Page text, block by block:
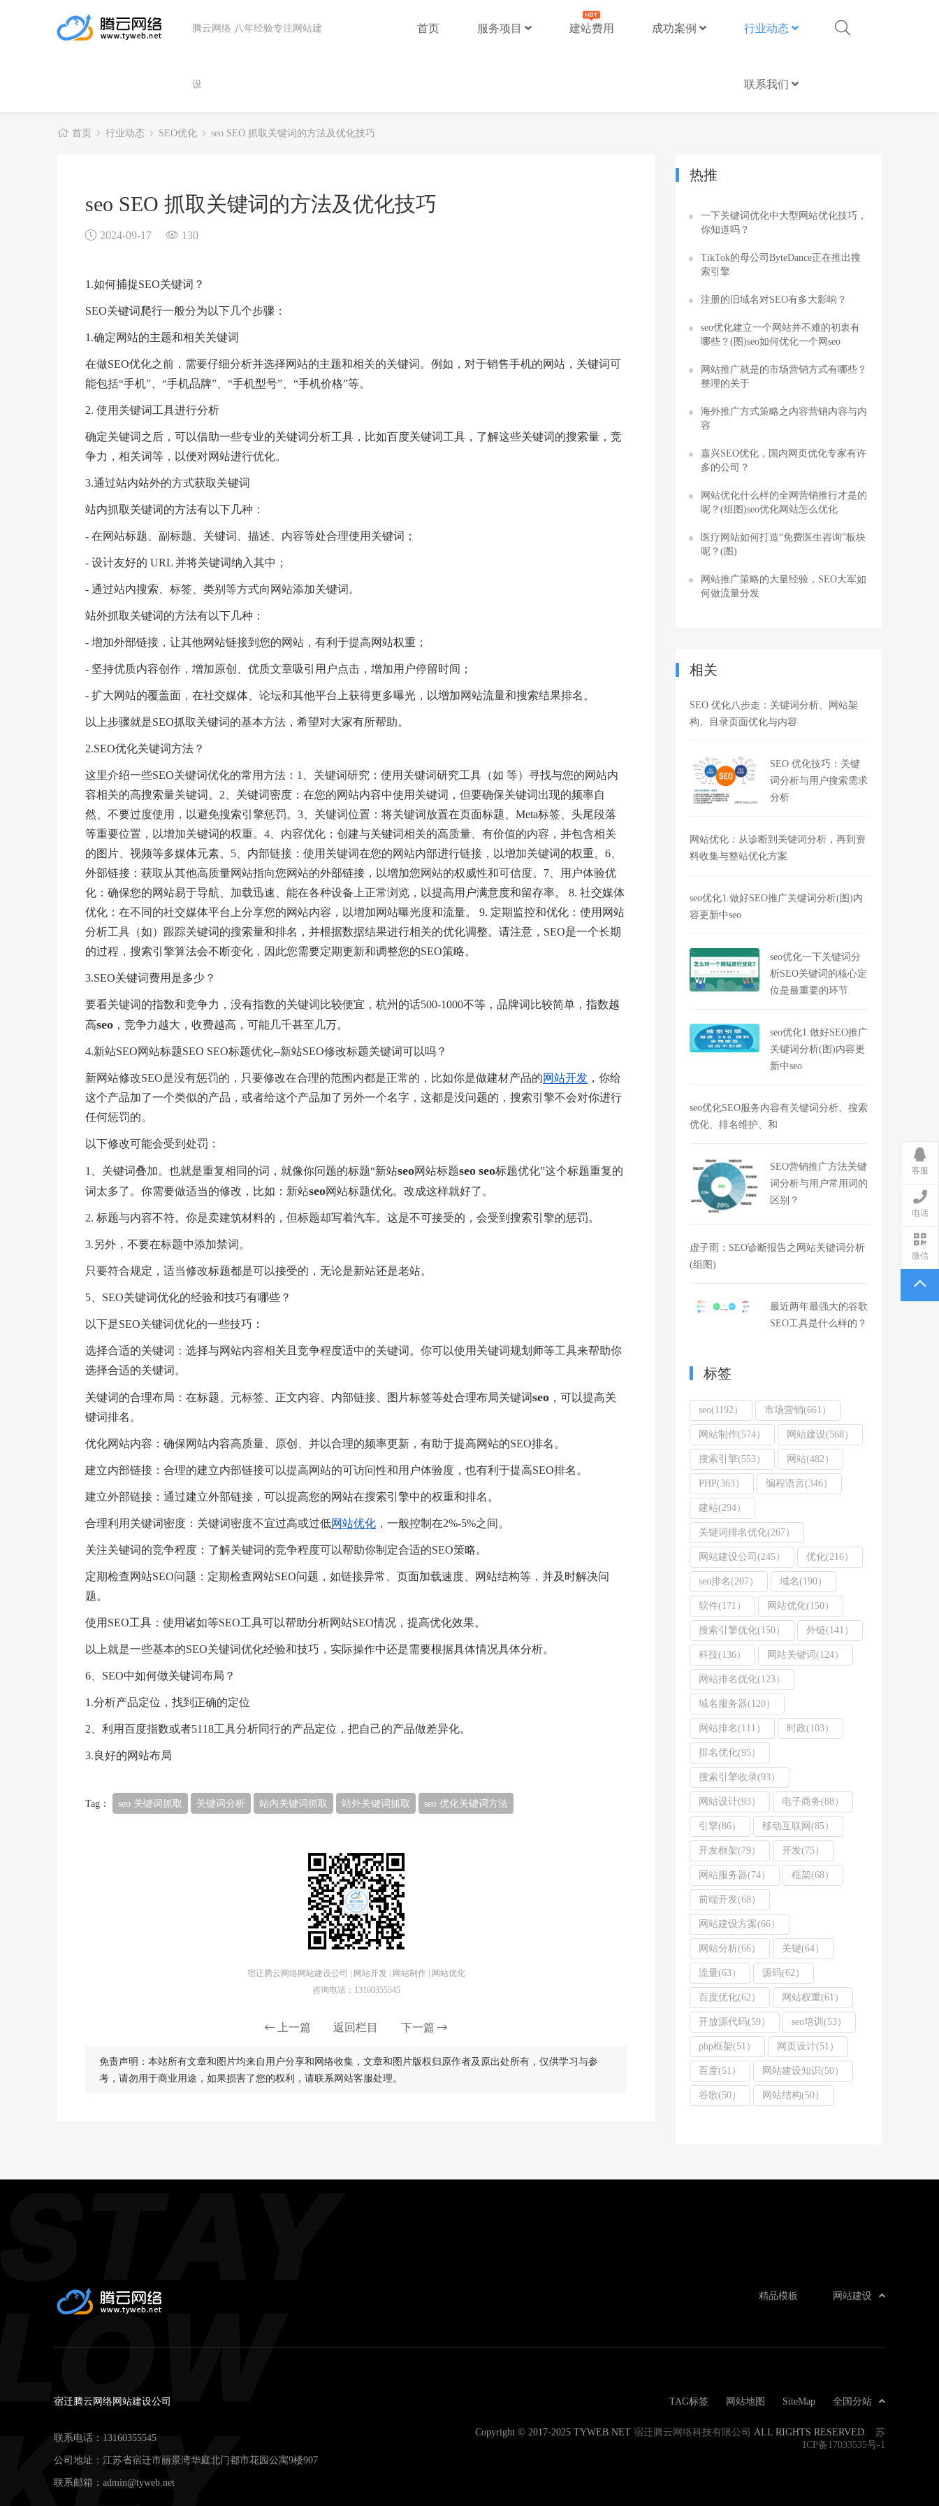
腾云网络 八年经验专注网站建
设
首页 服务项目 建站费用 成功案例 行业动态
联系我们
首页 行业动态 SEO优化 seo SEO 抓取关键词的方法及优化技巧
seo SEO 抓取关键词的方法及优化技巧
2024-09-17 130
1.如何捕捉SEO关键词？
SEO关键词爬行一般分为以下几个步骤：
1.确定网站的主题和相关关键词
在做SEO优化之前，需要仔细分析并选择网站的主题和相关的关键词。例如，对于销售手机的网站，关键词可
能包括“手机”、“手机品牌”、“手机型号”、“手机价格”等。
2. 使用关键词工具进行分析
确定关键词之后，可以借助一些专业的关键词分析工具，比如百度关键词工具，了解这些关键词的搜索量，竞
争力，相关词等，以便对网站进行优化。
3.通过站内站外的方式获取关键词
站内抓取关键词的方法有以下几种：
- 在网站标题、副标题、关键词、描述、内容等处合理使用关键词；
- 设计友好的 URL 并将关键词纳入其中；
- 通过站内搜索、标签、类别等方式向网站添加关键词。
站外抓取关键词的方法有以下几种：
- 增加外部链接，让其他网站链接到您的网站，有利于提高网站权重；
- 坚持优质内容创作，增加原创、优质文章吸引用户点击，增加用户停留时间；
- 扩大网站的覆盖面，在社交媒体、论坛和其他平台上获得更多曝光，以增加网站流量和搜索结果排名。
以上步骤就是SEO抓取关键词的基本方法，希望对大家有所帮助。
2.SEO优化关键词方法？
这里介绍一些SEO关键词优化的常用方法：1、关键词研究：使用关键词研究工具（如 等）寻找与您的网站内
容相关的高搜索量关键词。2、关键词密度：在您的网站内容中使用关键词，但要确保关键词出现的频率自
然、不要过度使用，以避免搜索引擎惩罚。3、关键词位置：将关键词放置在页面标题、Meta标签、头尾段落
等重要位置，以增加关键词的权重。4、内容优化：创建与关键词相关的高质量、有价值的内容，并包含相关
的图片、视频等多媒体元素。5、内部链接：使用关键词在您的网站内部进行链接，以增加关键词的权重。6、
外部链接：获取从其他高质量网站指向您网站的外部链接，以增加您网站的权威性和可信度。7、用户体验优
化：确保您的网站易于导航、加载迅速、能在各种设备上正常浏览，以提高用户满意度和留存率。 8. 社交媒体
优化：在不同的社交媒体平台上分享您的网站内容，以增加网站曝光度和流量。 9. 定期监控和优化：使用网站
分析工具（如）跟踪关键词的搜索量和排名，并根据数据结果进行相关的优化调整。请注意，SEO是一个长期
的过程，搜索引擎算法会不断变化，因此您需要定期更新和调整您的SEO策略。
3.SEO关键词费用是多少？
要看关键词的指数和竞争力，没有指数的关键词比较便宜，杭州的话500-1000不等，品牌词比较简单，指数越
高seo ，竞争力越大，收费越高，可能几千甚至几万。
4.新站SEO网站标题SEO SEO标题优化--新站SEO修改标题关键词可以吗？
新网站修改SEO是没有惩罚的，只要修改在合理的范围内都是正常的，比如你是做建材产品的网站开发 ，你给
这个产品加了一个类似的产品，或者给这个产品加了另外一个名字，这都是没问题的，搜索引擎不会对你进行
任何惩罚的。
以下修改可能会受到处罚：
1、关键词叠加。也就是重复相同的词，就像你问题的标题“新站seo网站标题seo seo标题优化”这个标题重复的
词太多了。你需要做适当的修改，比如：新站seo网站标题优化。改成这样就好了。
2. 标题与内容不符。你是卖建筑材料的，但标题却写着汽车。这是不可接受的，会受到搜索引擎的惩罚。
3.另外，不要在标题中添加禁词。
只要符合规定，适当修改标题都是可以接受的，无论是新站还是老站。
5、SEO关键词优化的经验和技巧有哪些？
以下是SEO关键词优化的一些技巧：
选择合适的关键词：选择与网站内容相关且竞争程度适中的关键词。你可以使用关键词规划师等工具来帮助你
选择合适的关键词。
关键词的合理布局：在标题、元标签、正文内容、内部链接、图片标签等处合理布局关键词seo ，可以提高关
键词排名。
优化网站内容：确保网站内容高质量、原创、并以合理的频率更新，有助于提高网站的SEO排名。
建立内部链接：合理的建立内部链接可以提高网站的可访问性和用户体验度，也有利于提高SEO排名。
建立外部链接：通过建立外部链接，可以提高您的网站在搜索引擎中的权重和排名。
合理利用关键词密度：关键词密度不宜过高或过低网站优化 ，一般控制在2%-5%之间。
关注关键词的竞争程度：了解关键词的竞争程度可以帮助你制定合适的SEO策略。
定期检查网站SEO问题：定期检查网站SEO问题，如链接异常、页面加载速度、网站结构等，并及时解决问
题。
使用SEO工具：使用诸如等SEO工具可以帮助分析网站SEO情况，提高优化效果。
以上就是一些基本的SEO关键词优化经验和技巧，实际操作中还是需要根据具体情况具体分析。
6、SEO中如何做关键词布局？
1.分析产品定位，找到正确的定位
2、利用百度指数或者5118工具分析同行的产品定位，把自己的产品做差异化。
3.良好的网站布局
Tag： seo 关键词抓取 关键词分析 站内关键词抓取 站外关键词抓取 seo 优化关键词方法
宿迁腾云网络网站建设公司 | 网站开发 | 网站制作 | 网站优化
咨询电话：13160355545
上一篇 返回栏目 下一篇
免责声明：本站所有文章和图片均来自用户分享和网络收集，文章和图片版权归原作者及原出处所有，仅供学习与参
考，请勿用于商业用途，如果损害了您的权利，请联系网站客服处理。
热推
一下关键词优化中大型网站优化技巧，
你知道吗？
TikTok的母公司ByteDance正在推出搜
索引擎
注册的旧域名对SEO有多大影响？
seo优化建立一个网站并不难的初衷有
哪些？(图)seo如何优化一个网seo
网站推广就是的市场营销方式有哪些？
整理的关于
海外推广方式策略之内容营销内容与内
容
嘉兴SEO优化，国内网页优化专家有许
多的公司？
网站优化什么样的全网营销推行才是的
呢？(组图)seo优化网站怎么优化
医疗网站如何打造“免费医生咨询”板块
呢？(图)
网站推广策略的大量经验，SEO大军如
何做流量分发
相关
SEO 优化八步走：关键词分析、网站架
构、目录页面优化与内容
SEO 优化技巧：关键
词分析与用户搜索需求
分析
网站优化：从诊断到关键词分析，再到资
料收集与整站优化方案
seo优化1.做好SEO推广关键词分析(图)内
容更新中seo
seo优化一下关键词分
析SEO关键词的核心定
位是最重要的环节
seo优化1.做好SEO推广
关键词分析(图)内容更
新中seo
seo优化SEO服务内容有关键词分析、搜索
优化、排名维护、和
SEO营销推广方法关键
词分析与用户常用词的
区别？
虚子雨：SEO诊断报告之网站关键词分析
(组图)
最近两年最强大的谷歌
SEO工具是什么样的？
标签
seo(1192） 市场营销(661）
网站制作(574） 网站建设(568）
搜索引擎(553） 网站(482）
PHP(363） 编程语言(346）
建站(294）
关键词排名优化(267）
网站建设公司(245） 优化(216）
seo排名(207） 域名(190）
软件(171） 网站优化(150）
搜索引擎优化(150） 外链(141）
科技(136） 网站关键词(124）
网站排名优化(123）
域名服务器(120）
网站排名(111） 时政(103）
排名优化(95）
搜索引擎收录(93）
网站设计(93） 电子商务(88）
引擎(86） 移动互联网(85）
开发框架(79） 开发(75）
网站服务器(74） 框架(68）
前端开发(68）
网站建设方案(66）
网站分析(66） 关键(64）
流量(63） 源码(62）
百度优化(62） 网站权重(61）
开放源代码(59） seo培训(53）
php框架(51） 网页设计(51）
百度(51） 网站建设知识(50）
谷歌(50） 网站结构(50）
网站建设
精品模板
宿迁腾云网络网站建设公司
联系电话： 13160355545
公司地址：江苏省宿迁市丽景湾华庭北门都市花园公寓9楼907
联系邮箱：admin@tyweb.net
全国分站
SiteMap
网站地图
TAG标签
Copyright © 2017-2025 TYWEB.NET 宿迁腾云网络科技有限公司 ALL RIGHTS RESERVED. 苏
ICP备17033535号-1
客服
电话
微信